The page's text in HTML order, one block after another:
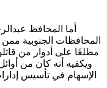
أما المحافظ
المحافظات الجنوبية ممن
مطلعًا على أدوار من
ويكفيه أنه كان من
الإسهام في تأسيس